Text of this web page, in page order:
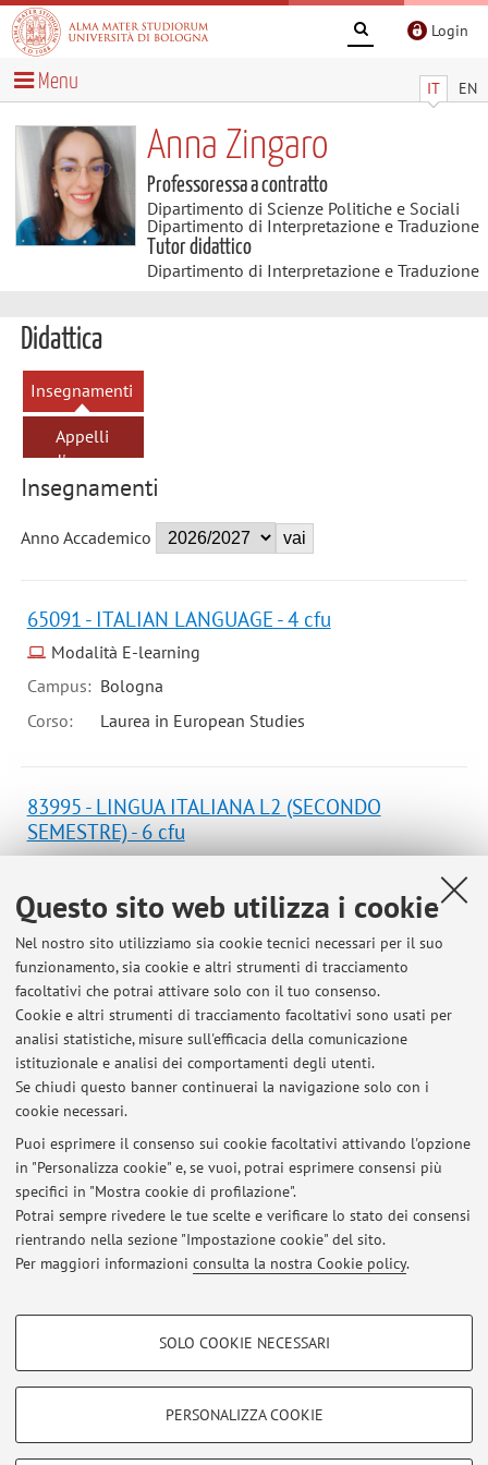
Questo sito web utilizza i cookie
Nel nostro sito utilizziamo sia cookie tecnici necessari per il suo
funzionamento, sia cookie e altri strumenti di tracciamento
facoltativi che potrai attivare solo con il tuo consenso.
Cookie e altri strumenti di tracciamento facoltativi sono usati per
analisi statistiche, misure sull'efficacia della comunicazione
istituzionale e analisi dei comportamenti degli utenti.
Se chiudi questo banner continuerai la navigazione solo con i
cookie necessari.
Puoi esprimere il consenso sui cookie facoltativi attivando l'opzione
in "Personalizza cookie" e, se vuoi, potrai esprimere consensi più
specifici in "Mostra cookie di profilazione".
Potrai sempre rivedere le tue scelte e verificare lo stato dei consensi
rientrando nella sezione "Impostazione cookie" del sito.
Per maggiori informazioni consulta la nostra Cookie policy.
COOKIE DI PROFILAZIONE - FACOLTATIVI
SOLO COOKIE NECESSARI
PERSONALIZZA COOKIE
Login
IT EN
Menu
Anna Zingaro
Professoressa a contratto
Dipartimento di Scienze Politiche e Sociali
Dipartimento di Interpretazione e Traduzione
Tutor didattico
Dipartimento di Interpretazione e Traduzione
Didattica
Insegnamenti
Appelli
d'esame
Insegnamenti
Anno Accademico
65091 - ITALIAN LANGUAGE - 4 cfu
Modalità E-learning
Campus: Bologna
Corso:
Laurea in European Studies
83995 - LINGUA ITALIANA L2 (SECONDO
SEMESTRE) - 6 cfu
Corso:
Laurea in Lingue, tecnologie e comunicazione
interculturale
Ultimi avvisi
Presentazione del corso e prima lezione - I sem.
Pubblicato il: 17 settembre 2025
Tutti gli avvisi
In evidenza
Area riservata
Accedi tramiteloginper gestire tutti i contenuti del sito.